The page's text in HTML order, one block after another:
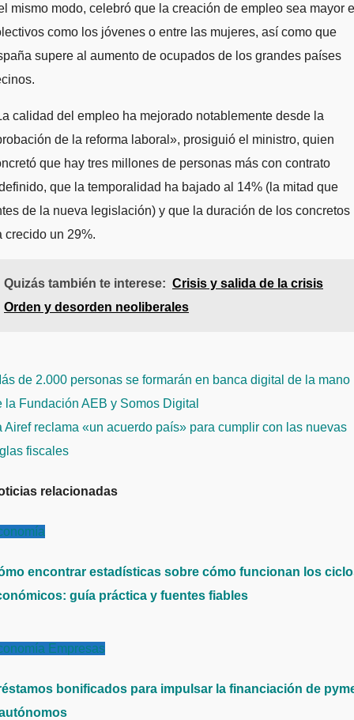
mismo modo, celebró que la creación de empleo sea mayor
como los jóvenes o entre las mujeres, así como que
supere al aumento de ocupados de los grandes países
calidad del empleo ha mejorado notablemente desde la
de la reforma laboral», prosiguió el ministro, quien
que hay tres millones de personas más con contrato
que la temporalidad ha bajado al 14% (la mitad que
de la nueva legislación) y que la duración de los concretos
crecido un 29%.
Quizás también te interese: Crisis y salida de la crisis
Orden y desorden neoliberales
de 2.000 personas se formarán en banca digital de la mano
la Fundación AEB y Somos Digital
Airef reclama «un acuerdo país» para cumplir con las nuevas
fiscales
relacionadas
encontrar estadísticas sobre cómo funcionan los
guía práctica y fuentes fiables
Empresas
bonificados para impulsar la financiación de